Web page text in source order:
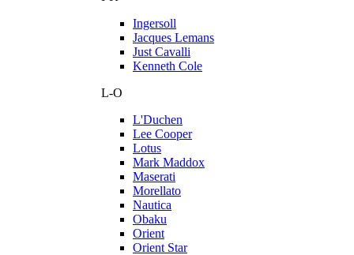
Ingersoll
Jacques Lemans
Just Cavalli
Kenneth Cole
L-O
L'Duchen
Lee Cooper
Lotus
Mark Maddox
Maserati
Morellato
Nautica
Obaku
Orient
Orient Star